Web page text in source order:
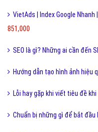
VietAds | Index Google Nhanh
851,000
SEO là gì? Những ai cần đến
Hướng dẫn tạo hình ảnh hiệu
Lỗi hay gặp khi viết tiêu đề
Chuẩn bị những gì để bắt đầu